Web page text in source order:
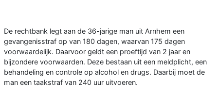
De rechtbank legt aan de 36-jarige man uit Arnhem een
gevangenisstraf op van 180 dagen, waarvan 175 dagen
voorwaardelijk. Daarvoor geldt een proeftijd van 2 jaar en
bijzondere voorwaarden. Deze bestaan uit een meldplicht, een
behandeling en controle op alcohol en drugs. Daarbij moet de
man een taakstraf van 240 uur uitvoeren.